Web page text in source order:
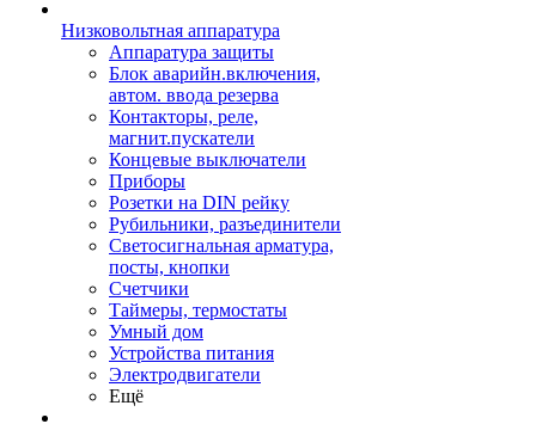
Низковольтная аппаратура
Аппаратура защиты
Блок аварийн.включения,
автом. ввода резерва
Контакторы, реле,
магнит.пускатели
Концевые выключатели
Приборы
Розетки на DIN рейку
Рубильники, разъединители
Светосигнальная арматура,
посты, кнопки
Счетчики
Таймеры, термостаты
Умный дом
Устройства питания
Электродвигатели
Ещё